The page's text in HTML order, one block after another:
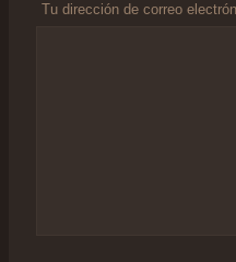
Tu dirección de correo